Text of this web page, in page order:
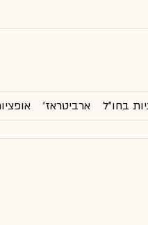
בחו"ל ארביטראז'